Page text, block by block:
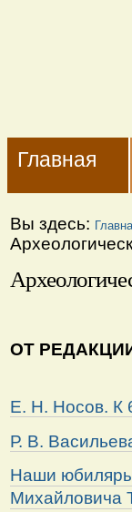
Перейти
навигации
поиск
Navigation
Главная
Вы здесь:
ОТ
Е. Н. Носов. К
Р. В.
Наши
Михайловича